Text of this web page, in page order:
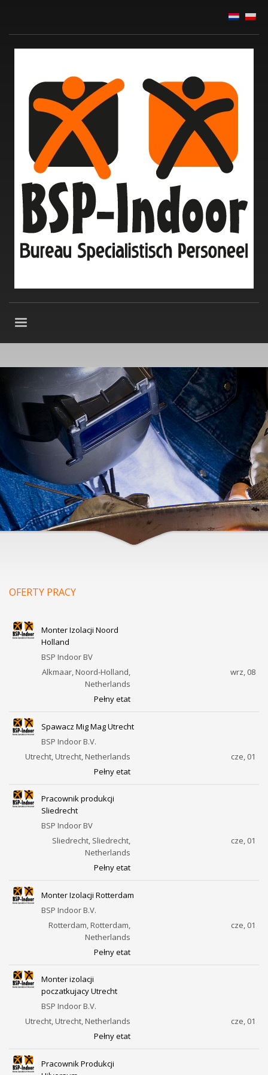
OFERTY PRACY
Monter Izolacji Noord
Holland
BSP Indoor BV
Alkmaar, Noord-Holland,
Netherlands
Pełny etat
wrz, 08
Spawacz Mig Mag Utrecht
BSP Indoor B.V.
Utrecht, Utrecht, Netherlands
Pełny etat
cze, 01
Pracownik produkcji
Sliedrecht
BSP Indoor BV
Sliedrecht, Sliedrecht,
Netherlands
Pełny etat
cze, 01
Monter Izolacji Rotterdam
BSP Indoor B.V.
Rotterdam, Rotterdam,
Netherlands
Pełny etat
cze, 01
Monter izolacji
poczatkujacy Utrecht
BSP Indoor B.V.
Utrecht, Utrecht, Netherlands
Pełny etat
cze, 01
Pracownik Produkcji